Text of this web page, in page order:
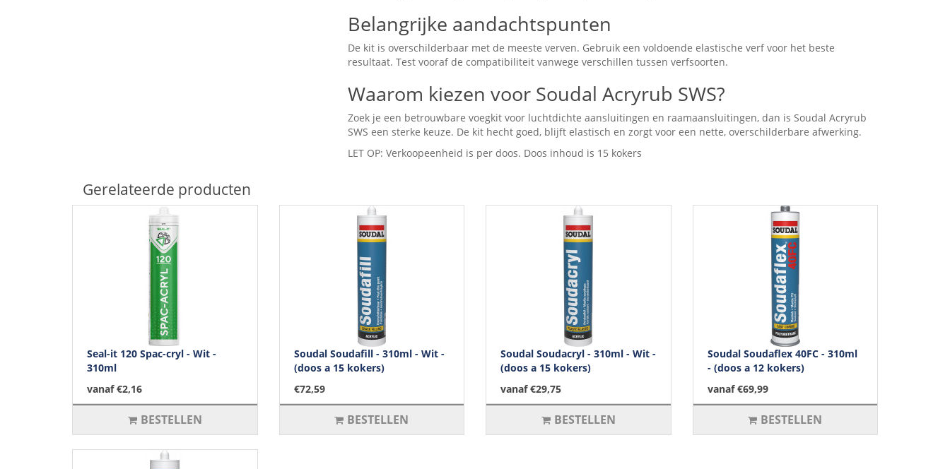
Belangrijke aandachtspunten
De kit is overschilderbaar met de meeste verven. Gebruik een voldoende elastische verf voor het beste
resultaat. Test vooraf de compatibiliteit vanwege verschillen tussen verfsoorten.
Waarom kiezen voor Soudal Acryrub SWS?
Zoek je een betrouwbare voegkit voor luchtdichte aansluitingen en raamaansluitingen, dan is Soudal Acryrub
SWS een sterke keuze. De kit hecht goed, blijft elastisch en zorgt voor een nette, overschilderbare afwerking.
LET OP: Verkoopeenheid is per doos. Doos inhoud is 15 kokers
Gerelateerde producten
Seal-it 120 Spac-cryl - Wit -
310ml
vanaf €2,16
BESTELLEN
Soudal Soudafill - 310ml - Wit -
(doos a 15 kokers)
€72,59
BESTELLEN
Soudal Soudacryl - 310ml - Wit -
(doos a 15 kokers)
vanaf €29,75
BESTELLEN
Soudal Soudaflex 40FC - 310ml
- (doos a 12 kokers)
vanaf €69,99
BESTELLEN